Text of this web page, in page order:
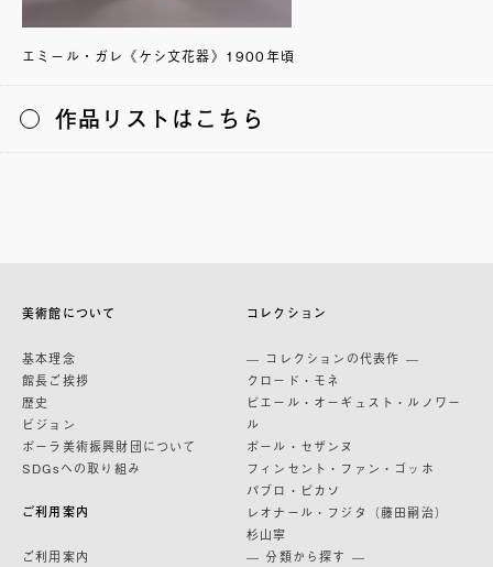
エミール・ガレ《ケシ文花器》1900年頃
作品リストはこちら
美術館について
基本理念
館長ご挨拶
歴史
ビジョン
ポーラ美術振興財団について
SDGsへの取り組み
ご利用案内
ご利用案内
コレクション
— コレクションの代表作 —
クロード・モネ
ピエール・オーギュスト・ルノワー
ル
ポール・セザンヌ
フィンセント・ファン・ゴッホ
パブロ・ピカソ
レオナール・フジタ（藤田嗣治）
杉山寧
— 分類から探す —